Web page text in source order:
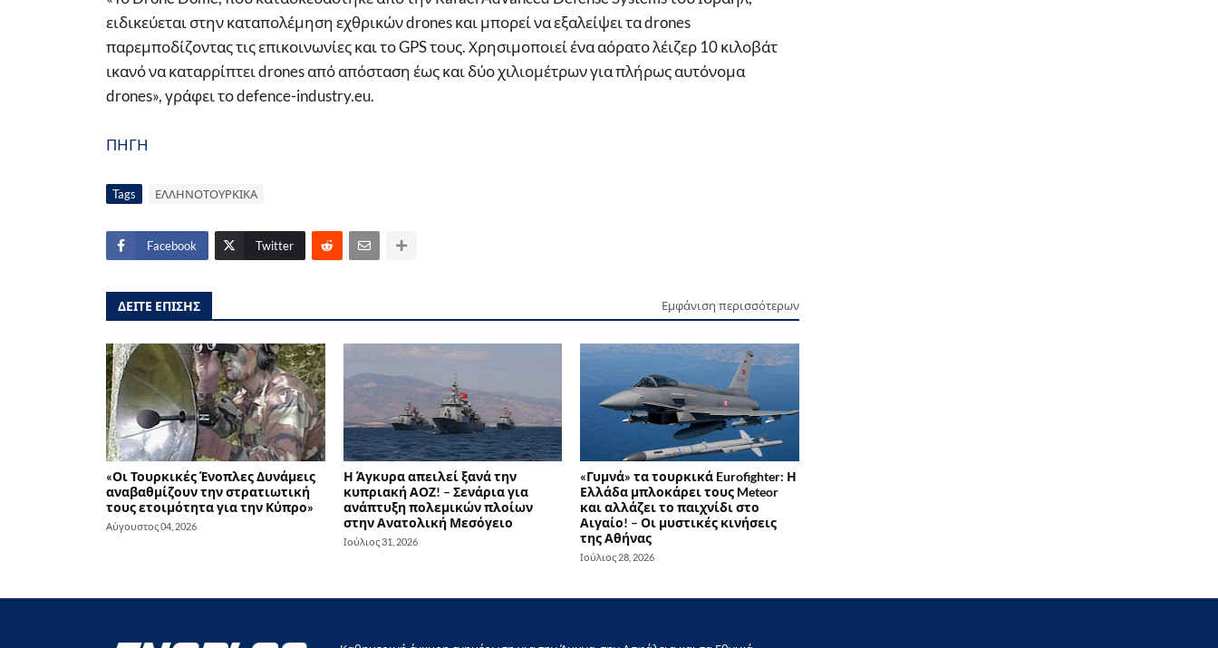
ειδικεύεται στην καταπολέμηση εχθρικών drones και μπορεί να εξαλείψει τα drones
παρεμποδίζοντας τις επικοινωνίες και το GPS τους. Χρησιμοποιεί ένα αόρατο λέιζερ 10 κιλοβάτ
ικανό να καταρρίπτει drones από απόσταση έως και δύο χιλιομέτρων για πλήρως αυτόνομα
drones», γράφει το defence-industry.eu.
ΠΗΓΗ
Tags ΕΛΛΗΝΟΤΟΥΡΚΙΚΑ
Facebook Twitter
ΔΕΙΤΕ ΕΠΙΣΗΣ Εμφάνιση περισσότερων
«Οι Τουρκικές Ένοπλες Δυνάμεις
αναβαθμίζουν την στρατιωτική
τους ετοιμότητα για την Κύπρο»
Αύγουστος 04, 2026
Η Άγκυρα απειλεί ξανά την
κυπριακή ΑΟΖ! – Σενάρια για
ανάπτυξη πολεμικών πλοίων
στην Ανατολική Μεσόγειο
Ιούλιος 31, 2026
«Γυμνά» τα τουρκικά Eurofighter: Η
Ελλάδα μπλοκάρει τους Meteor
και αλλάζει το παιχνίδι στο
Αιγαίο! – Οι μυστικές κινήσεις
της Αθήνας
Ιούλιος 28, 2026